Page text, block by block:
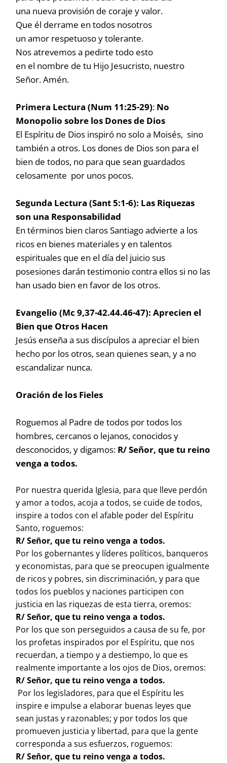
una nueva provisión de coraje y valor.
Que él derrame en todos nosotros
un amor respetuoso y tolerante.
Nos atrevemos a pedirte todo esto
en el nombre de tu Hijo Jesucristo, nuestro
Señor. Amén.
Primera Lectura (Num 11:25-29): No
Monopolio sobre los Dones de Dios
El Espíritu de Dios inspiró no solo a Moisés, sino
también a otros. Los dones de Dios son para el
bien de todos, no para que sean guardados
celosamente por unos pocos.
Segunda Lectura (Sant 5:1-6): Las Riquezas
son una Responsabilidad
En términos bien claros Santiago advierte a los
ricos en bienes materiales y en talentos
espirituales que en el día del juicio sus
posesiones darán testimonio contra ellos si no las
han usado bien en favor de los otros.
Evangelio (Mc 9,37-42.44.46-47): Aprecien el
Bien que Otros Hacen
Jesús enseña a sus discípulos a apreciar el bien
hecho por los otros, sean quienes sean, y a no
escandalizar nunca.
Oración de los Fieles
Roguemos al Padre de todos por todos los
hombres, cercanos o lejanos, conocidos y
desconocidos, y digamos: R/ Señor, que tu reino
venga a todos.
Por nuestra querida Iglesia, para que lleve perdón
y amor a todos, acoja a todos, se cuide de todos,
inspire a todos con el afable poder del Espíritu
Santo, roguemos:
R/ Señor, que tu reino venga a todos.
Por los gobernantes y líderes políticos, banqueros
y economistas, para que se preocupen igualmente
de ricos y pobres, sin discriminación, y para que
todos los pueblos y naciones participen con
justicia en las riquezas de esta tierra, oremos:
R/ Señor, que tu reino venga a todos.
Por los que son perseguidos a causa de su fe, por
los profetas inspirados por el Espíritu, que nos
recuerdan, a tiempo y a destiempo, lo que es
realmente importante a los ojos de Dios, oremos:
R/ Señor, que tu reino venga a todos.
Por los legisladores, para que el Espíritu les
inspire e impulse a elaborar buenas leyes que
sean justas y razonables; y por todos los que
promueven justicia y libertad, para que la gente
corresponda a sus esfuerzos, roguemos:
R/ Señor, que tu reino venga a todos.